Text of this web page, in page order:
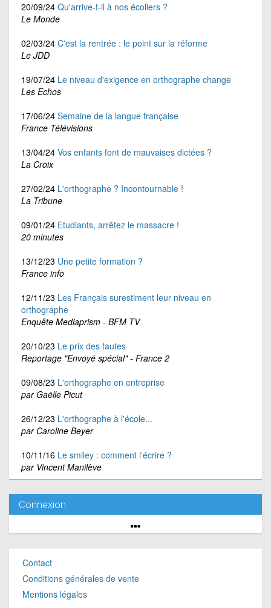
20/09/24 Qu'arrive-t-il à nos écoliers ?
Le Monde
02/03/24 C'est la rentrée : le point sur la réforme
Le JDD
19/07/24 Le niveau d'exigence en orthographe change
Les Echos
17/06/24 Semaine de la langue française
France Télévisions
13/04/24 Vos enfants font de mauvaises dictées ?
La Croix
27/02/24 L'orthographe ? Incontournable !
La Tribune
09/01/24 Etudiants, arrêtez le massacre !
20 minutes
13/12/23 Une petite formation ?
France info
12/11/23 Les Français surestiment leur niveau en
orthographe
Enquête Mediaprism - BFM TV
20/10/23 Le prix des fautes
Reportage "Envoyé spécial" - France 2
09/08/23 L'orthographe en entreprise
par Gaëlle Picut
26/12/23 L'orthographe à l'école...
par Caroline Beyer
10/11/16 Le smiley : comment l'écrire ?
par Vincent Manilève
Connexion
Contact
Conditions générales de vente
Mentions légales